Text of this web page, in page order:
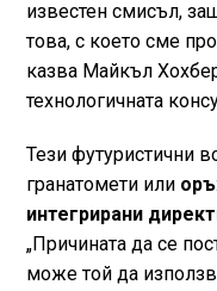
известен смисъл,
това, с което сме
казва Майкъл
технологичната
Тези футуристични
гранатомети или
интегрирани
„Причината да се
може той да